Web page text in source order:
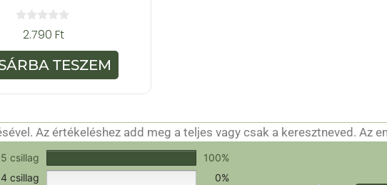
z
5
-
b
2.790Ft
TESZEM
Értékeld a terméket!
Az értékeléshez add meg a teljes vagy csak a keresztneved. Az
csak a hitelesítéshez szükséges.
5 csillag
100%
4 csillag
0%